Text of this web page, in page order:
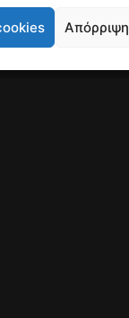
Απόρριψη